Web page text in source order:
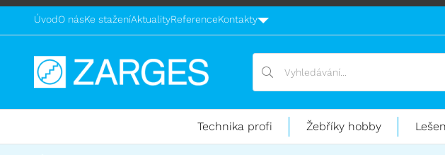
ÚvodO násKe staženíAktualityReferenceKontakty
Technika
práci
výškách
Vyhledávání
Vyhledávání
Technika profi Žebříky hobby